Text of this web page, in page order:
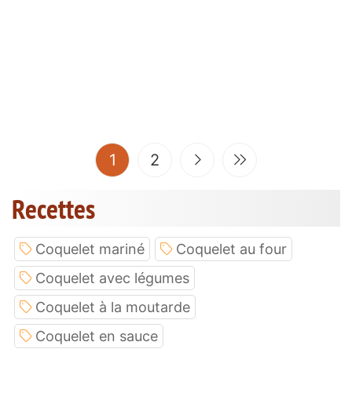
1 (current)
2
Recettes
Coquelet mariné
Coquelet au four
Coquelet avec légumes
Coquelet à la moutarde
Coquelet en sauce